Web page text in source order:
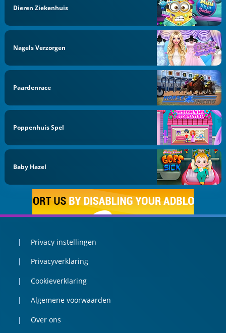
Dieren Ziekenhuis
Nagels Verzorgen
Paardenrace
Poppenhuis Spel
Baby Hazel
Privacy instellingen
Privacyverklaring
Cookieverklaring
Algemene voorwaarden
Over ons